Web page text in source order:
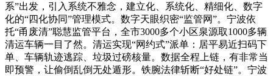
系”出发，引入系统不雅念，建立化、系统化、精细化、数字
化的“四化协同”管理模式。数字天眼织密“监管网”。宁波依
托“甬废清”聪慧监管平台，全市3000多个小区泉源取1000多辆
清运车辆一目了然。清运实现“网约式”派单：居平易近扫码下
单、车辆轨迹逃踪、垃圾过磅核量。数据全程上链，有非常当
即预警，让偷倒乱倒无处遁形。铁腕法律斩断“好处链”。宁波